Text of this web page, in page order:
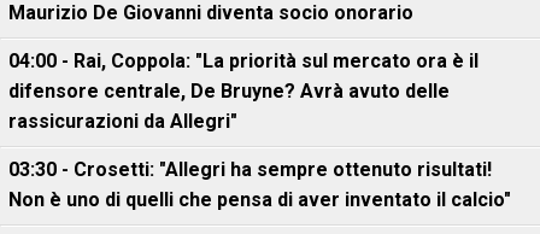
Maurizio De Giovanni diventa socio onorario
04:00 - Rai, Coppola: "La priorità sul mercato ora è il
difensore centrale, De Bruyne? Avrà avuto delle
rassicurazioni da Allegri"
03:30 - Crosetti: "Allegri ha sempre ottenuto risultati!
Non è uno di quelli che pensa di aver inventato il calcio"